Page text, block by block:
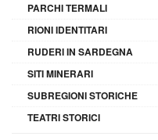
PARCHI TERMALI
RIONI IDENTITARI
RUDERI IN SARDEGNA
SITI MINERARI
SUBREGIONI STORICHE
TEATRI STORICI